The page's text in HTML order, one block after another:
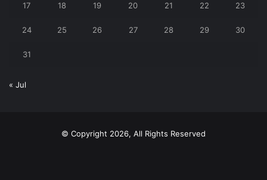
17 18 19 20 21 22 23
24 25 26 27 28 29 30
31
« Jul
© Copyright 2026, All Rights Reserved